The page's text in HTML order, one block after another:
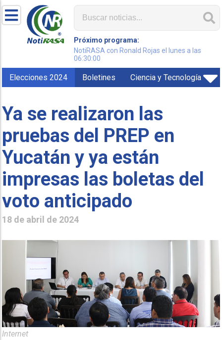
Próximo programa:
NotiRASA con Ronald Rojas el lunes a las
06:30:00
Elecciones 2024 Boletines Ciencia y Tecnología
Ya se realizaron las
pruebas del PREP en
Yucatán y ya están
impresas las boletas del
voto anticipado
18 de abril de 2024
Internet